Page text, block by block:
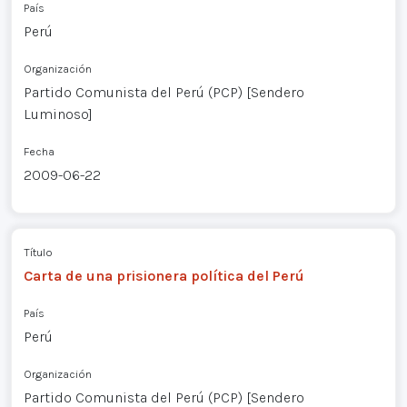
País
Perú
Organización
Partido Comunista del Perú (PCP) [Sendero
Luminoso]
Fecha
2009-06-22
Título
Carta de una prisionera política del Perú
País
Perú
Organización
Partido Comunista del Perú (PCP) [Sendero